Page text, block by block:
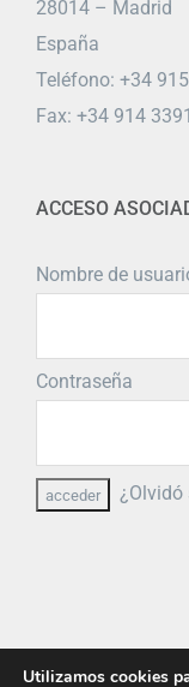
28014 – Madrid
España
Teléfono: +34
Fax: +34 914
ACCESO
Nombre de
Contraseña
¿Olvidó
Utilizamos cookies